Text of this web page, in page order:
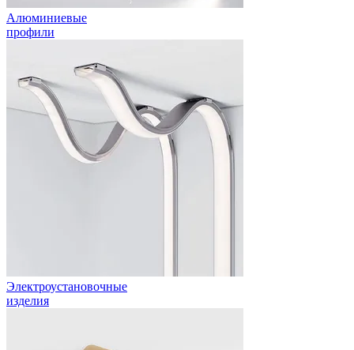
Алюминиевые
профили
Электроустановочные
изделия